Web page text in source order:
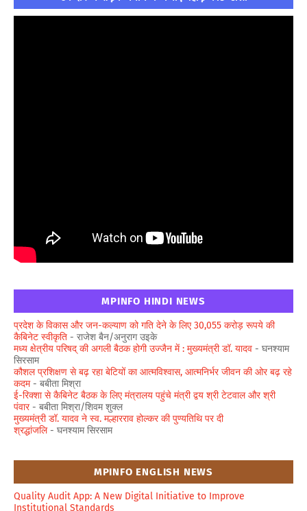
MPINFO HINDI NEWS
प्रदेश के विकास और जन-कल्याण को गति देने के लिए 30,055 करोड़ रूपये की
कैबिनेट स्वीकृति - राजेश बैन/अनुराग उइके
मध्य क्षेत्रीय परिषद् की अगली बैठक होगी उज्जैन में : मुख्यमंत्री डॉ. यादव - घनश्याम
सिरसाम
कौशल प्रशिक्षण से बढ़ रहा बेटियों का आत्मविश्वास, आत्मनिर्भर जीवन की ओर बढ़ रहे
कदम- बबीता मिश्रा
ई-रिक्शा से कैबिनेट बैठक के लिए मंत्रालय पहुंचे मंत्री द्वय श्री टेटवाल और श्री
पंवार- बबीता मिश्रा/शिवम शुक्ल
मुख्यमंत्री डॉ. यादव ने स्व. मल्हारराव होल्कर की पुण्यतिथि पर दी
श्रद्धांजलि- घनश्याम सिरसाम
MPINFO ENGLISH NEWS
Quality Audit App: A New Digital Initiative to Improve
Institutional Standards